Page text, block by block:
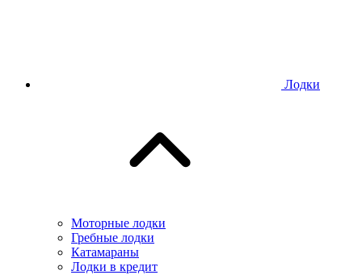
Лодки
Моторные лодки
Гребные лодки
Катамараны
Лодки в кредит